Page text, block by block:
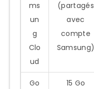
ms
un
g
Clo
ud
(partagés
avec
compte
Samsung)
Go
15 Go